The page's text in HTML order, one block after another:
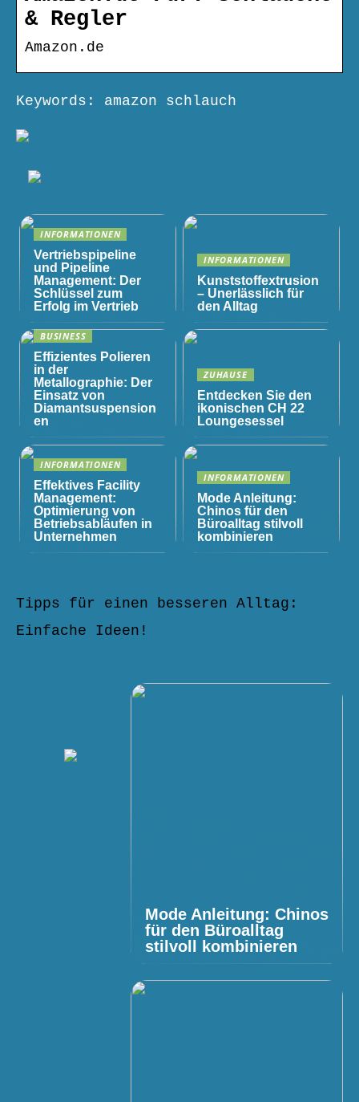
& Regler
Amazon.de
Keywords: amazon schlauch
INFORMATIONEN
Vertriebspipeline
und Pipeline
Management: Der
Schlüssel zum
Erfolg im Vertrieb
INFORMATIONEN
Kunststoffextrusion
– Unerlässlich für
den Alltag
BUSINESS
Effizientes Polieren
in der
Metallographie: Der
Einsatz von
Diamantsuspension
en
ZUHAUSE
Entdecken Sie den
ikonischen CH 22
Loungesessel
INFORMATIONEN
Effektives Facility
Management:
Optimierung von
Betriebsabläufen in
Unternehmen
INFORMATIONEN
Mode Anleitung:
Chinos für den
Büroalltag stilvoll
kombinieren
Tipps für einen besseren Alltag:
Einfache Ideen!
Mode Anleitung: Chinos
für den Büroalltag
stilvoll kombinieren